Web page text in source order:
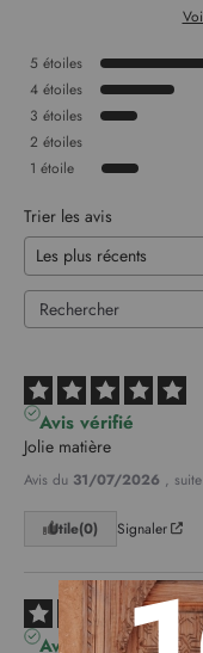
5 étoiles
4 étoiles
3 étoiles
2 étoiles
1 étoile
Trier les avis
Avis vérifié
Jolie matière
Avis du 31/07/2026 ,
Utile(0) Signaler
Avis vérifié